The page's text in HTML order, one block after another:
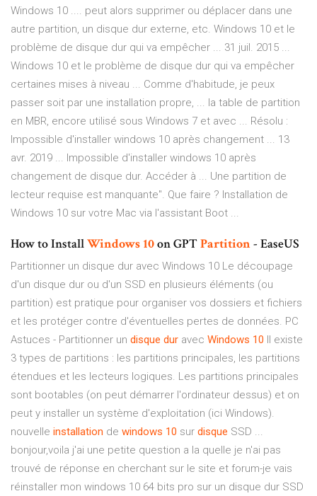
Windows 10 .... peut alors supprimer ou déplacer dans une
autre partition, un disque dur externe, etc. Windows 10 et le
problème de disque dur qui va empêcher ... 31 juil. 2015 ...
Windows 10 et le problème de disque dur qui va empêcher
certaines mises à niveau ... Comme d'habitude, je peux
passer soit par une installation propre, ... la table de partition
en MBR, encore utilisé sous Windows 7 et avec ... Résolu :
Impossible d'installer windows 10 après changement ... 13
avr. 2019 ... Impossible d'installer windows 10 après
changement de disque dur. Accéder à ... Une partition de
lecteur requise est manquante". Que faire ? Installation de
Windows 10 sur votre Mac via l'assistant Boot ...
How to InstallWindows10on GPTPartition- EaseUS
Partitionner un disque dur avec Windows 10 Le découpage
d'un disque dur ou d'un SSD en plusieurs éléments (ou
partition) est pratique pour organiser vos dossiers et fichiers
et les protéger contre d'éventuelles pertes de données. PC
Astuces - Partitionner un disque dur avec Windows 10 Il existe
3 types de partitions : les partitions principales, les partitions
étendues et les lecteurs logiques. Les partitions principales
sont bootables (on peut démarrer l'ordinateur dessus) et on
peut y installer un système d'exploitation (ici Windows).
nouvelle installation de windows 10 sur disque SSD ...
bonjour,voila j'ai une petite question a la quelle je n'ai pas
trouvé de réponse en cherchant sur le site et forum-je vais
réinstaller mon windows 10 64 bits pro sur un disque dur SSD